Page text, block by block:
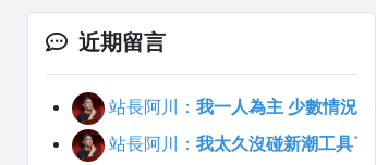
近期留言
站長阿川： 我一人為主 少數情況
站長阿川： 我太久沒碰新潮工具了